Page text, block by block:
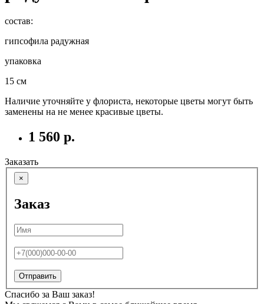
состав:
гипсофила радужная
упаковка
15 см
Наличие уточняйте у флориста, некоторые цветы могут быть
заменены на не менее красивые цветы.
1 560 р.
Заказать
×
Заказ
Отправить
Спасибо за Ваш заказ!